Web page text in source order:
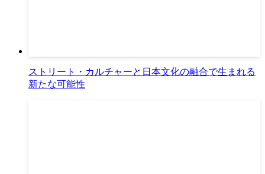
ストリート・カルチャーと日本文化の融合で生まれる
新たな可能性